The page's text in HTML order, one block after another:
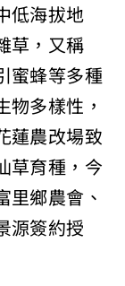
低海拔地
草，又稱
蜜蜂等多種
多樣性，
農改場致
育種，今
鄉農會、
簽約授